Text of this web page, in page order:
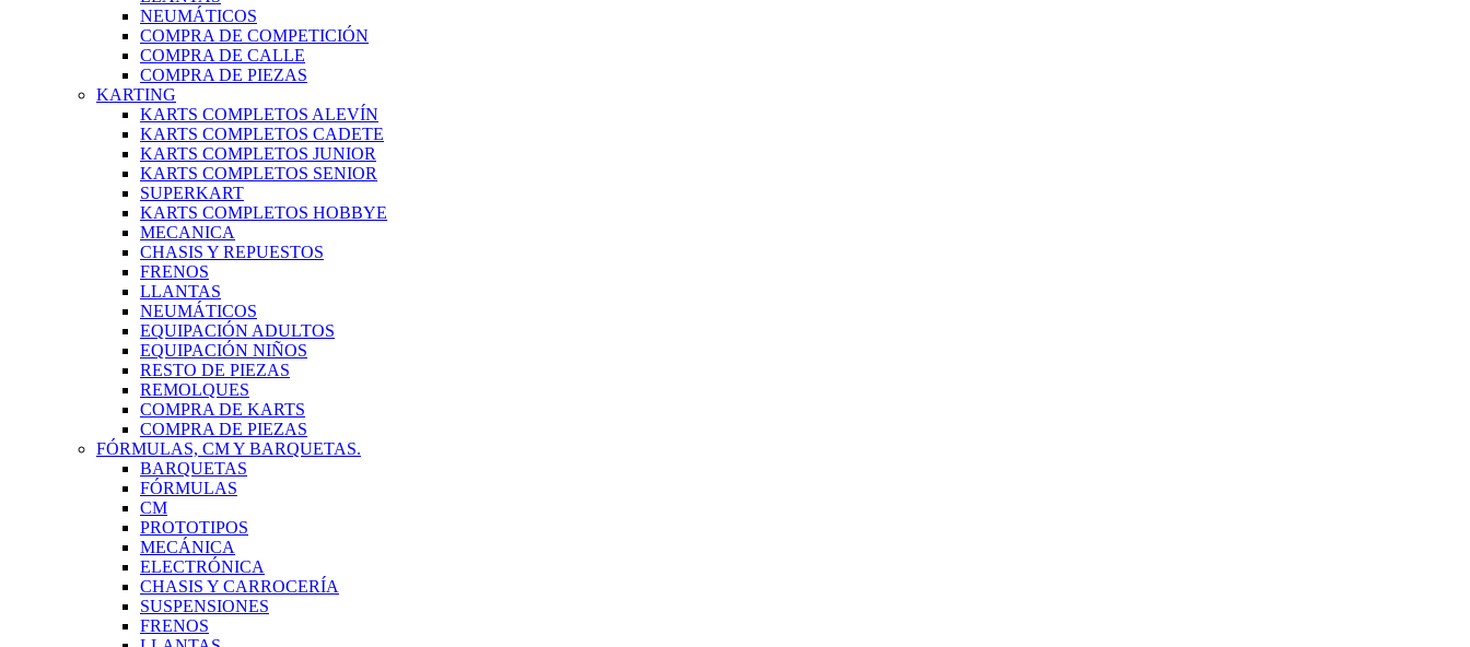
NEUMÁTICOS
COMPRA DE COMPETICIÓN
COMPRA DE CALLE
COMPRA DE PIEZAS
KARTING
KARTS COMPLETOS ALEVÍN
KARTS COMPLETOS CADETE
KARTS COMPLETOS JUNIOR
KARTS COMPLETOS SENIOR
SUPERKART
KARTS COMPLETOS HOBBYE
MECANICA
CHASIS Y REPUESTOS
FRENOS
LLANTAS
NEUMÁTICOS
EQUIPACIÓN ADULTOS
EQUIPACIÓN NIÑOS
RESTO DE PIEZAS
REMOLQUES
COMPRA DE KARTS
COMPRA DE PIEZAS
FÓRMULAS, CM Y BARQUETAS.
BARQUETAS
FÓRMULAS
CM
PROTOTIPOS
MECÁNICA
ELECTRÓNICA
CHASIS Y CARROCERÍA
SUSPENSIONES
FRENOS